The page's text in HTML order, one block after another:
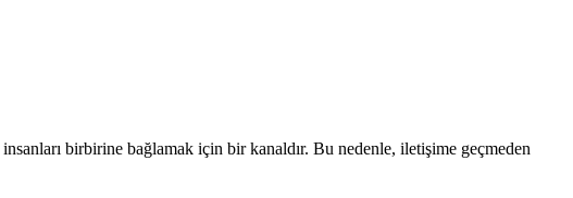
birbirine bağlamak için bir kanaldır. Bu nedenle, iletişime geçmeden